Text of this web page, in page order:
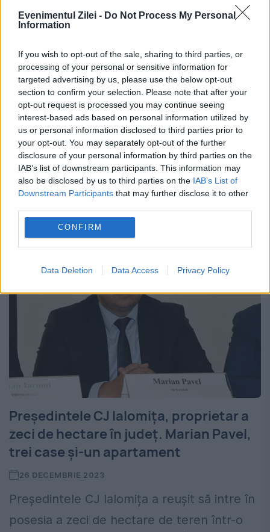
Evenimentul Zilei - Do Not Process My Personal
Information
If you wish to opt-out of the sale, sharing to third parties, or
processing of your personal or sensitive information for
targeted advertising by us, please use the below opt-out
section to confirm your selection. Please note that after your
opt-out request is processed you may continue seeing
interest-based ads based on personal information utilized by
us or personal information disclosed to third parties prior to
your opt-out. You may separately opt-out of the further
disclosure of your personal information by third parties on the
IAB’s list of downstream participants. This information may
also be disclosed by us to third parties on the IAB’s List of
Downstream Participants that may further disclose it to other
CONFIRM
Data Deletion Data Access Privacy Policy
Rozalia Biro, deputata cu zeci de
hectare de teren. Averea colosală a
parlamentarului
10 IANUARIE 2024
Deputata Rozalia Biro este unul dintre cei
mai înstăriți parlamentari. Este proprietara a
zeci de hectare de teren și are nu mai puțin
de cinci case în mai multe județe....
Președintele CJ Ialomița, proprietar a
zeci de hectare în județ. Marian Pavel,
trei case și-un apartament
26 DECEMBRIE 2023
Președintele CJ Ialomița a reușit să intre în
posesia a zeci de hectare de teren într-o